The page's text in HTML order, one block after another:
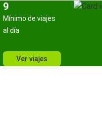
9
Mínimo de viajes
al día
Ver viajes